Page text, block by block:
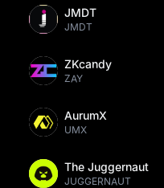
JMDT
JMDT
ZKcandy
ZAY
AurumX
UMX
The Juggernaut
JUGGERNAUT